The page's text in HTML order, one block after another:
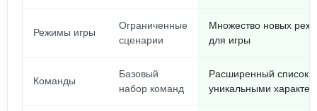
Режимы игры
Ограниченные
сценарии
Множество новых
для игры
Команды
Базовый
набор команд
Расширенный список
уникальными